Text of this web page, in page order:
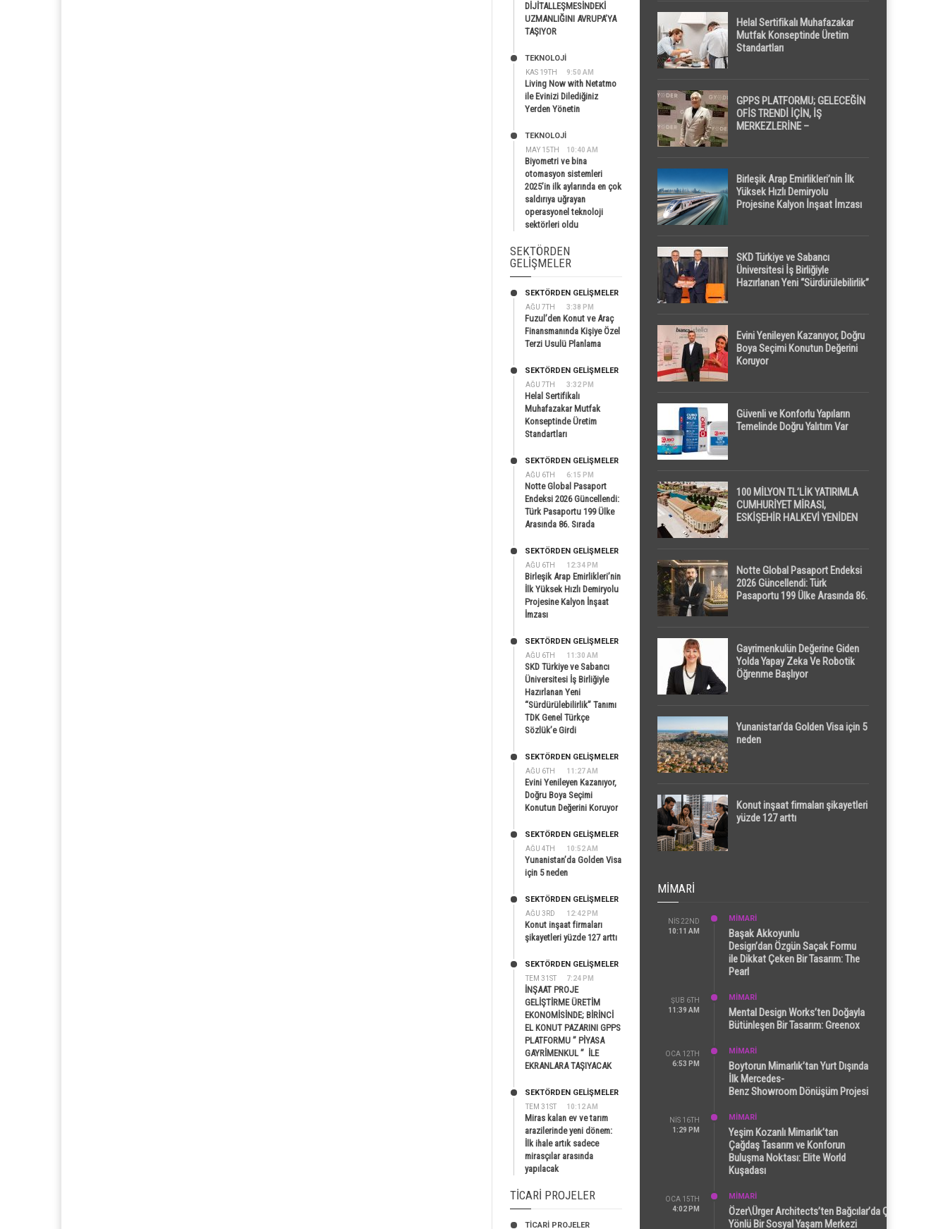
DİJİTALLEŞMESİNDEKİ
UZMANLIĞINI AVRUPA’YA
TAŞIYOR
KAS 19TH 9:50 AM
TEKNOLOJİ
Living Now with Netatmo
ile Evinizi Dilediğiniz
Yerden Yönetin
MAY 15TH 10:40 AM
TEKNOLOJİ
Biyometri ve bina
otomasyon sistemleri
2025’in ilk aylarında en çok
saldırıya uğrayan
operasyonel teknoloji
sektörleri oldu
SEKTÖRDEN
GELIŞMELER
AĞU 7TH 3:38 PM
SEKTÖRDEN GELIŞMELER
Fuzul’den Konut ve Araç
Finansmanında Kişiye Özel
Terzi Usulü Planlama
AĞU 7TH 3:32 PM
SEKTÖRDEN GELIŞMELER
Helal Sertifikalı
Muhafazakar Mutfak
Konseptinde Üretim
Standartları
AĞU 6TH 6:15 PM
SEKTÖRDEN GELIŞMELER
Notte Global Pasaport
Endeksi 2026 Güncellendi:
Türk Pasaportu 199 Ülke
Arasında 86. Sırada
AĞU 6TH 12:34 PM
SEKTÖRDEN GELIŞMELER
Birleşik Arap Emirlikleri’nin
İlk Yüksek Hızlı Demiryolu
Projesine Kalyon İnşaat
İmzası
AĞU 6TH 11:30 AM
SEKTÖRDEN GELIŞMELER
SKD Türkiye ve Sabancı
Üniversitesi İş Birliğiyle
Hazırlanan Yeni
“Sürdürülebilirlik” Tanımı
TDK Genel Türkçe
Sözlük’e Girdi
AĞU 6TH 11:27 AM
SEKTÖRDEN GELIŞMELER
Evini Yenileyen Kazanıyor,
Doğru Boya Seçimi
Konutun Değerini Koruyor
AĞU 4TH 10:52 AM
SEKTÖRDEN GELIŞMELER
Yunanistan’da Golden Visa
için 5 neden
AĞU 3RD 12:42 PM
SEKTÖRDEN GELIŞMELER
Konut inşaat firmaları
şikayetleri yüzde 127 arttı
TEM 31ST 7:24 PM
SEKTÖRDEN GELIŞMELER
İNŞAAT PROJE
GELİŞTİRME ÜRETİM
EKONOMİSİNDE; BİRİNCİ
EL KONUT PAZARINI GPPS
PLATFORMU ” PİYASA
GAYRİMENKUL ” İLE
EKRANLARA TAŞIYACAK
TEM 31ST 10:12 AM
SEKTÖRDEN GELIŞMELER
Miras kalan ev ve tarım
arazilerinde yeni dönem:
İlk ihale artık sadece
mirasçılar arasında
yapılacak
TICARI PROJELER
TİCARİ PROJELER
Helal Sertifikalı Muhafazakar
Mutfak Konseptinde Üretim
Standartları
GPPS PLATFORMU; GELECEĞİN
OFİS TRENDİ İÇİN, İŞ
MERKEZLERİNE –
Birleşik Arap Emirlikleri’nin İlk
Yüksek Hızlı Demiryolu
Projesine Kalyon İnşaat İmzası
SKD Türkiye ve Sabancı
Üniversitesi İş Birliğiyle
Hazırlanan Yeni “Sürdürülebilirlik”
Evini Yenileyen Kazanıyor, Doğru
Boya Seçimi Konutun Değerini
Koruyor
Güvenli ve Konforlu Yapıların
Temelinde Doğru Yalıtım Var
100 MİLYON TL’LİK YATIRIMLA
CUMHURİYET MİRASI,
ESKİŞEHİR HALKEVİ YENİDEN
Notte Global Pasaport Endeksi
2026 Güncellendi: Türk
Pasaportu 199 Ülke Arasında 86.
Gayrimenkulün Değerine Giden
Yolda Yapay Zeka Ve Robotik
Öğrenme Başlıyor
Yunanistan’da Golden Visa için 5
neden
Konut inşaat firmaları şikayetleri
yüzde 127 arttı
MIMARI
NIS 22ND
10:11 AM
MİMARİ
Başak Akkoyunlu
Design’dan Özgün Saçak Formu
ile Dikkat Çeken Bir Tasarım: The
Pearl
ŞUB 6TH
11:39 AM
MİMARİ
Mental Design Works’ten Doğayla
Bütünleşen Bir Tasarım: Greenox
OCA 12TH
6:53 PM
MİMARİ
Boytorun Mimarlık’tan Yurt Dışında
İlk Mercedes-
Benz Showroom Dönüşüm Projesi
NIS 16TH
1:29 PM
MİMARİ
Yeşim Kozanlı Mimarlık’tan
Çağdaş Tasarım ve Konforun
Buluşma Noktası: Elite World
Kuşadası
OCA 15TH
4:02 PM
MİMARİ
Özer\Ürger Architects’ten Bağcılar’da Çok
Yönlü Bir Sosyal Yaşam Merkezi